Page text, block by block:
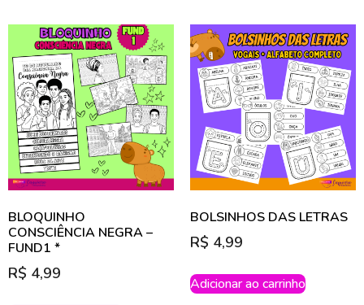
BLOQUINHO
CONSCIÊNCIA NEGRA –
FUND1 *
R$ 4,99
BOLSINHOS DAS LETRAS
R$ 4,99
Adicionar ao carrinho